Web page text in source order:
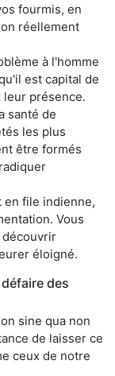
fourmis, en
réellement
à l'homme
est capital de
présence.
santé de
les plus
être formés
en file indienne,
Vous
éloigné.
des
sine qua non
de laisser ce
ceux de notre